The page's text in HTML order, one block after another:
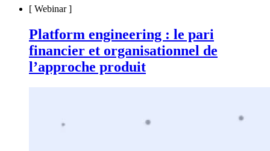
[ Webinar]
Platform engineering : le pari
financier et organisationnel de
l’approche produit